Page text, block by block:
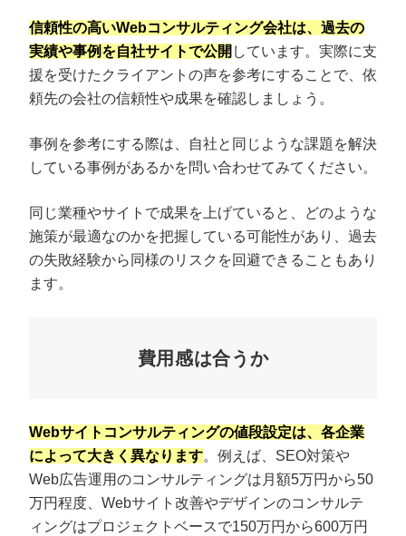
信頼性の高いWebコンサルティング会社は、過去の
実績や事例を自社サイトで公開 しています。実際に支
援を受けたクライアントの声を参考にすることで、依
頼先の会社の信頼性や成果を確認しましょう。
事例を参考にする際は、自社と同じような課題を解決
している事例があるかを問い合わせてみてください。
同じ業種やサイトで成果を上げていると、どのような
施策が最適なのかを把握している可能性があり、過去
の失敗経験から同様のリスクを回避できることもあり
ます。
費用感は合うか
Webサイトコンサルティングの値段設定は、各企業
によって大きく異なります。例えば、SEO対策や
Web広告運用のコンサルティングは月額5万円から50
万円程度、Webサイト改善やデザインのコンサルテ
ィングはプロジェクトベースで150万円から600万円